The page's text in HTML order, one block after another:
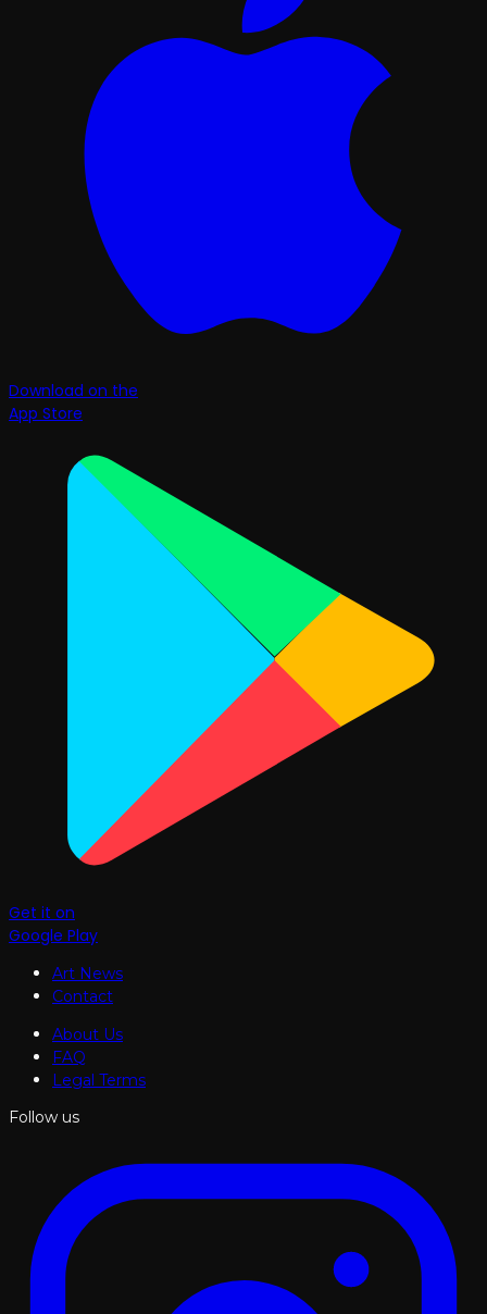
Download on the
App Store
Get it on
Google Play
Art News
Contact
About Us
FAQ
Legal Terms
Follow us